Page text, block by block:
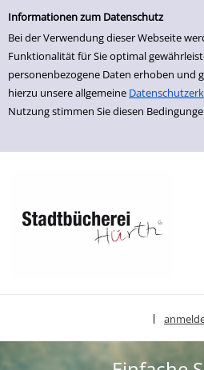
Einfache Suche
Informationen zum Datenschutz
Bei der Verwendung dieser Webseite
Funktionalität für Sie optimal
personenbezogene Daten erhoben und
hierzu unsere allgemeine
Nutzung stimmen Sie diesen
zur Navigation springen
zum Inhalt springen
Zur Detailanzeige springen